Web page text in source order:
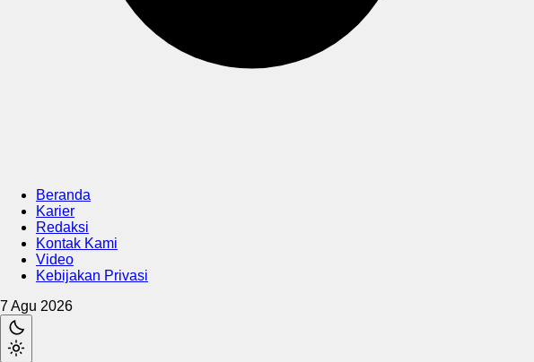
Beranda
Karier
Redaksi
Kontak Kami
Video
Kebijakan Privasi
7 Agu 2026